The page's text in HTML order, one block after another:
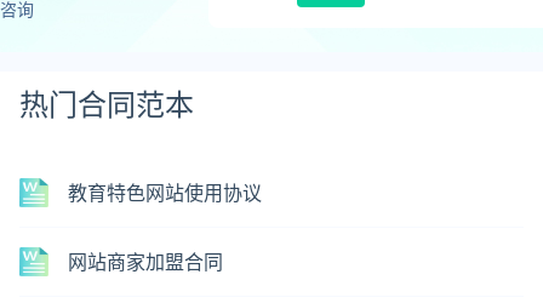
咨询
热门合同范本
教育特色网站使用协议
网站商家加盟合同